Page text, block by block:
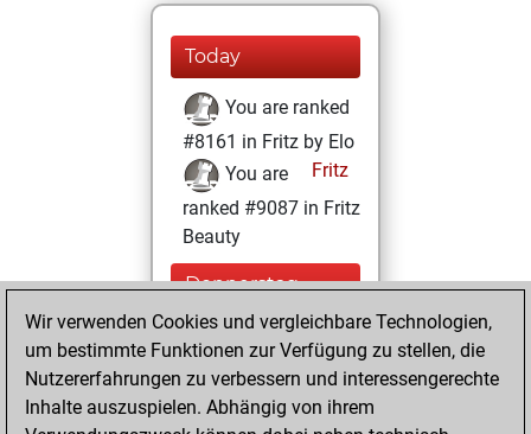
Today
You are ranked
#8161 in Fritz by Elo
Fritz
You are
ranked #9087 in Fritz
Beauty
Donnerstag,
Dezember 10,
2020
You won
against Fritz
Fritz
Wir verwenden Cookies und vergleichbare Technologien,
um bestimmte Funktionen zur Verfügung zu stellen, die
Nutzererfahrungen zu verbessern und interessengerechte
Inhalte auszuspielen. Abhängig von ihrem